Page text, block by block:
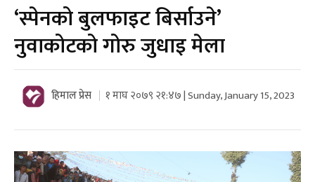
‘स्पेनको बुलफाइट बिर्साउने’
नुवाकोटको गोरु जुधाइ मेला
हिमाल प्रेस १ माघ २०७९ २१:४७ | Sunday, January 15, 2023